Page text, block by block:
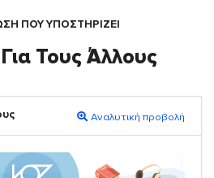
ΠΟΥ ΥΠΟΣΤΗΡΙΖΕΙ
Τους Άλλους
Αναλυτική προβολή